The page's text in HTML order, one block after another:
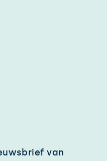
van